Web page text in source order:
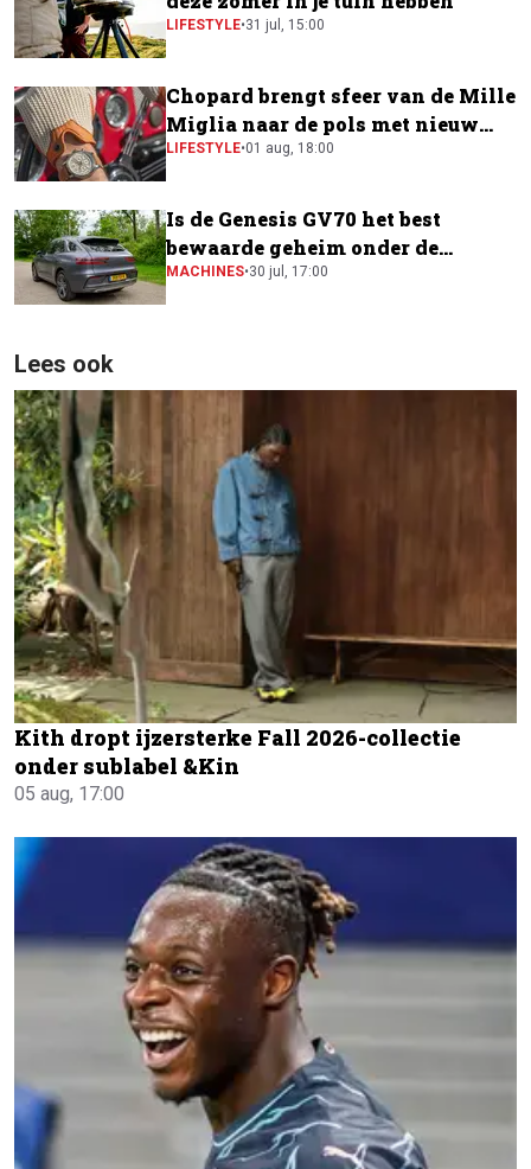
LIFESTYLE•31 jul, 15:00
Chopard brengt sfeer van de Mille
Miglia naar de pols met nieuw
horloge
LIFESTYLE•01 aug, 18:00
Is de Genesis GV70 het best
bewaarde geheim onder de
elektrische SUV's?
MACHINES•30 jul, 17:00
Lees ook
Kith dropt ijzersterke Fall 2026-collectie
onder sublabel &Kin
05 aug, 17:00